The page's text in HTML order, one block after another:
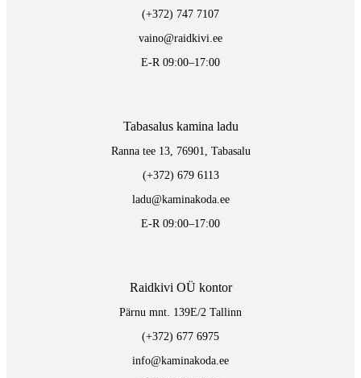
(+372) 747 7107
vaino@raidkivi.ee
E-R 09:00–17:00
Tabasalus kamina ladu
Ranna tee 13, 76901, Tabasalu
(+372) 679 6113
ladu@kaminakoda.ee
E-R 09:00–17:00
Raidkivi OÜ kontor
Pärnu mnt. 139E/2 Tallinn
(+372) 677 6975
info@kaminakoda.ee